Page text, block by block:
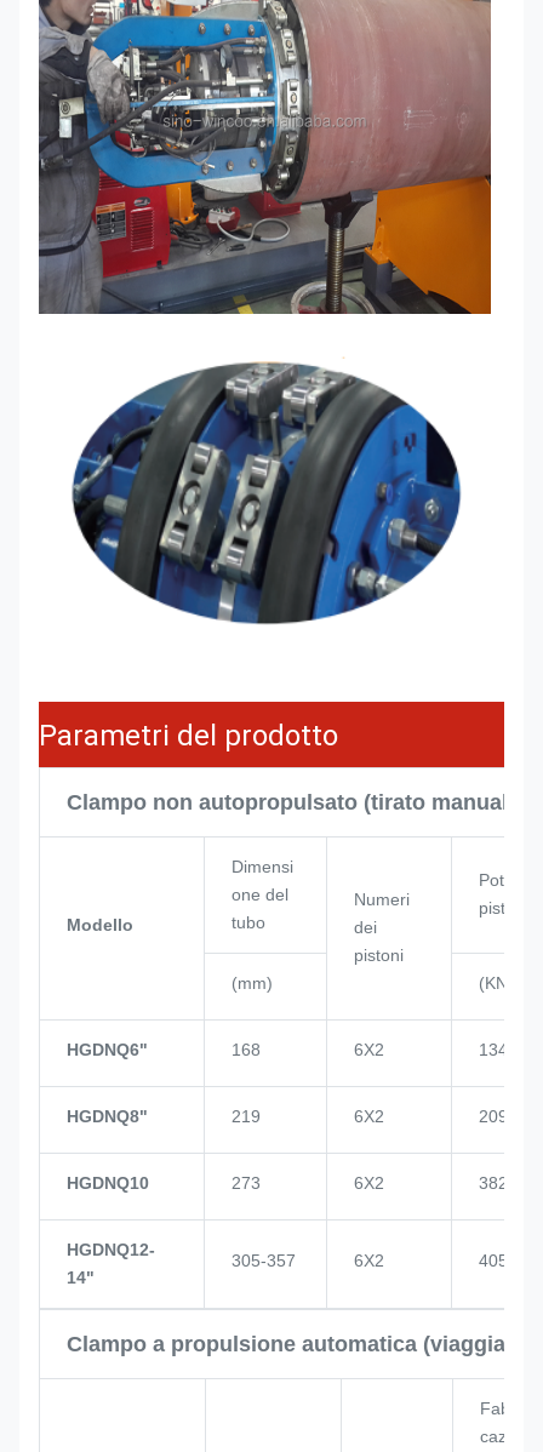
Parametri del prodotto
Clampo non autopropulsato (tirato
Modello
Dimensi
one del
tubo
Numeri
dei
pistoni
pistone
(mm) (KN)
HGDNQ6" 168 6X2 134
HGDNQ8" 219 6X2 209
HGDNQ10 273 6X2 382
HGDNQ12-
14"
305-357 6X2 405
Clampo a propulsione automatica (viaggia
Fabbri
cazion